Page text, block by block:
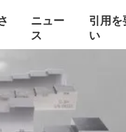
ニュー
ス
引用を
い